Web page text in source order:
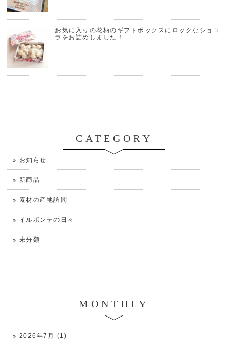
お気に入りの花柄のギフトボックスにロックなショコ
ラをお詰めしました！
CATEGORY
お知らせ
新商品
素材の産地訪問
イルポンテの日々
未分類
MONTHLY
2026年7月 (1)